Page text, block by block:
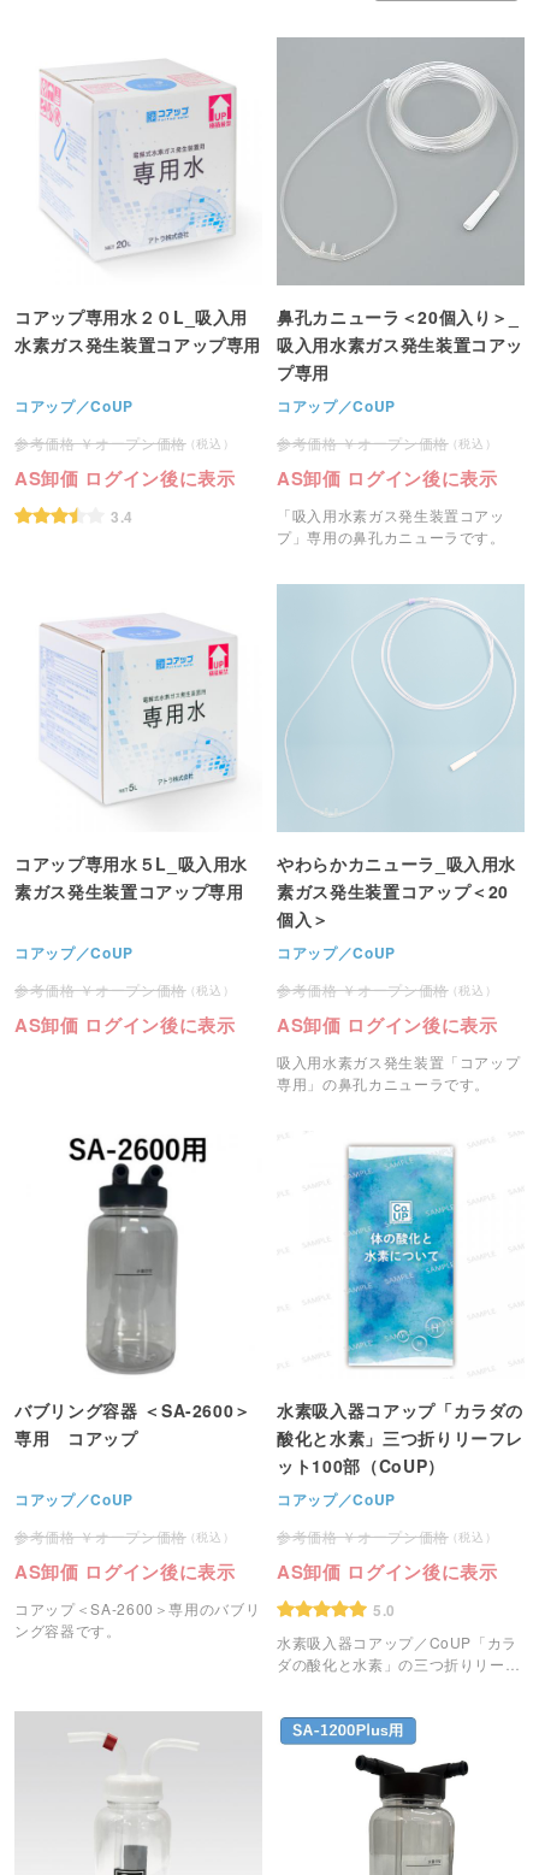
コアップ専用水２０L_吸入用
水素ガス発生装置コアップ専用
コアップ／CoUP
オープン価格
AS卸価 ログイン後に表示
3.4
鼻孔カニューラ＜20個入り＞_
吸入用水素ガス発生装置コアッ
プ専用
コアップ／CoUP
オープン価格
AS卸価 ログイン後に表示
「吸入用水素ガス発生装置コアッ
プ」専用の鼻孔カニューラです。
コアップ専用水５L_吸入用水
素ガス発生装置コアップ専用
コアップ／CoUP
オープン価格
AS卸価 ログイン後に表示
やわらかカニューラ_吸入用水
素ガス発生装置コアップ＜20
個入＞
コアップ／CoUP
オープン価格
AS卸価 ログイン後に表示
吸入用水素ガス発生装置「コアップ
専用」の鼻孔カニューラです。
バブリング容器 ＜SA-2600＞
専用 コアップ
コアップ／CoUP
オープン価格
AS卸価 ログイン後に表示
コアップ＜SA-2600＞専用のバブリ
ング容器です。
水素吸入器コアップ「カラダの
酸化と水素」三つ折りリーフレ
ット100部（CoUP）
コアップ／CoUP
オープン価格
AS卸価 ログイン後に表示
5.0
水素吸入器コアップ／CoUP「カラ
ダの酸化と水素」の三つ折りリーフ